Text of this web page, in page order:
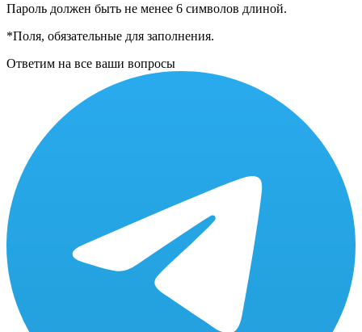
Пароль должен быть не менее 6 символов длиной.
*Поля, обязательные для заполнения.
Ответим на все ваши вопросы